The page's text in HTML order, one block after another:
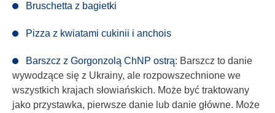
Bruschetta z bagietki
Pizza z kwiatami cukinii i anchois
Barszcz z Gorgonzolą ChNP ostrą: Barszcz to danie
wywodzące się z Ukrainy, ale rozpowszechnione we
wszystkich krajach słowiańskich. Może być traktowany
jako przystawka, pierwsze danie lub danie główne. Może